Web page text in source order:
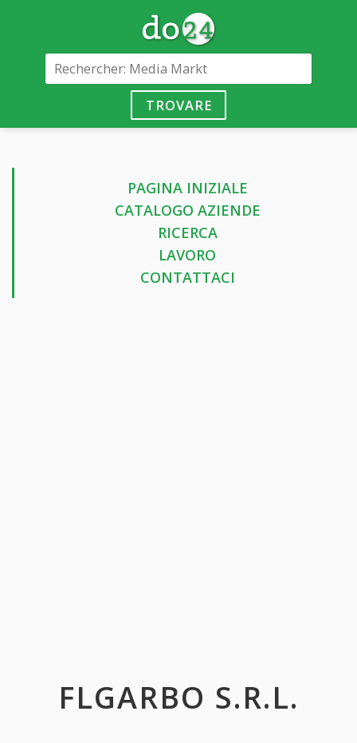
TROVARE
PAGINA INIZIALE
CATALOGO AZIENDE
RICERCA
LAVORO
CONTATTACI
FLGARBO S.R.L.